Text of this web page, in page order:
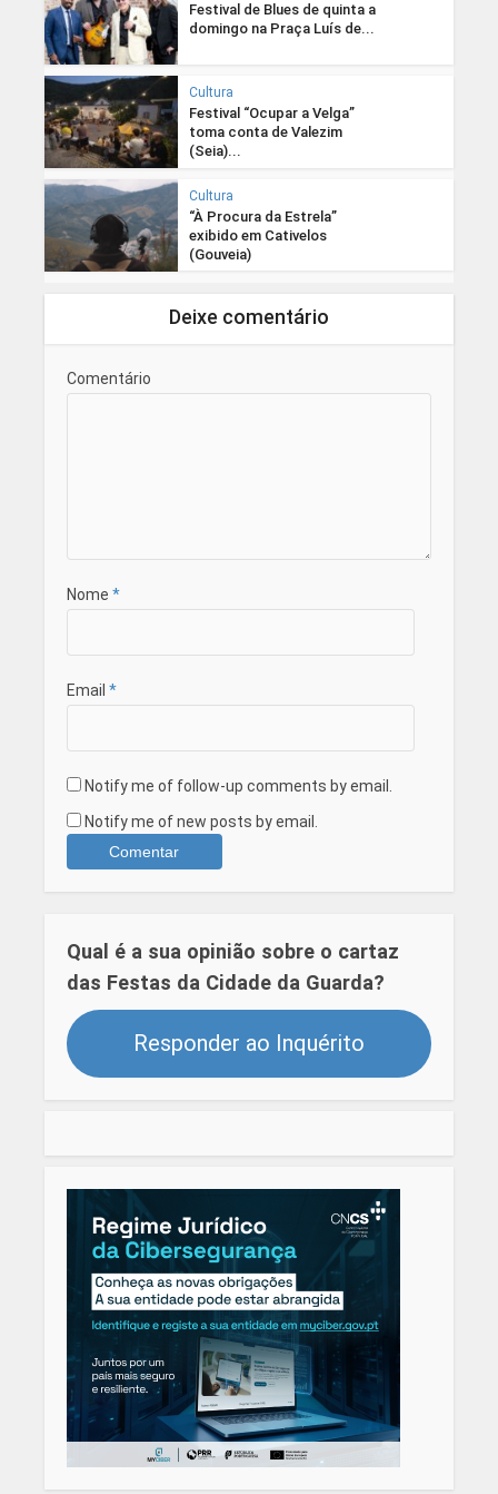
Festival de Blues de quinta a
domingo na Praça Luís de...
Cultura
Festival “Ocupar a Velga”
toma conta de Valezim
(Seia)...
Cultura
“À Procura da Estrela”
exibido em Cativelos
(Gouveia)
Deixe comentário
Comentário
Nome *
Email *
Notify me of follow-up comments by email.
Notify me of new posts by email.
Qual é a sua opinião sobre o cartaz
das Festas da Cidade da Guarda?
Responder ao Inquérito